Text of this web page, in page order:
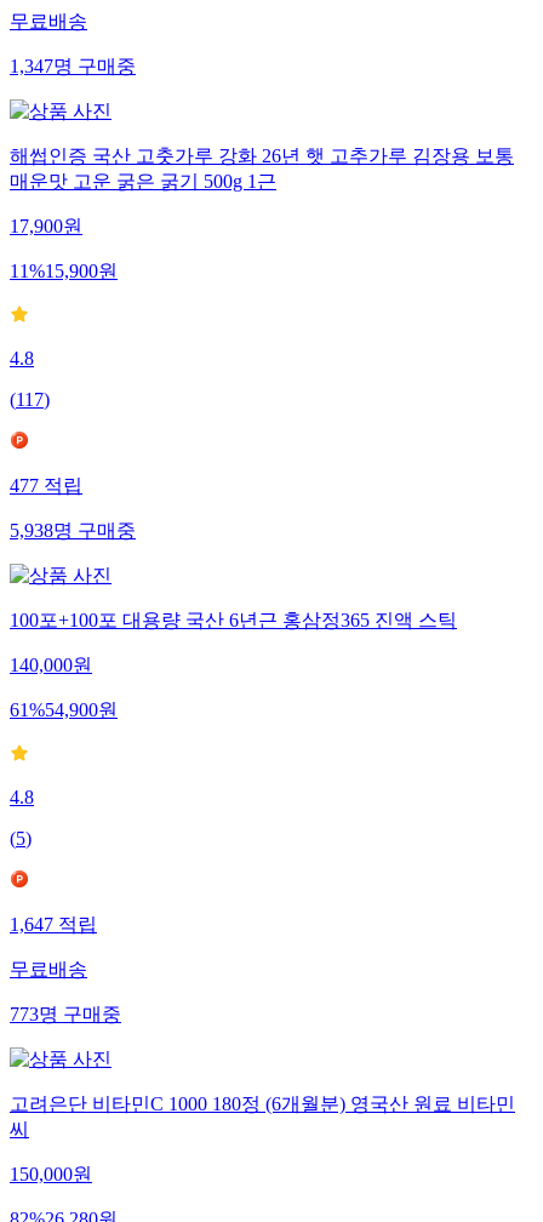
무료배송
1,347명구매중
해썹인증 국산 고춧가루 강화 26년 햇 고추가루 김장용 보통
매운맛 고운 굵은 굵기 500g 1근
17,900원
11%15,900원
4.8
(117)
477적립
5,938명구매중
100포+100포 대용량 국산 6년근 홍삼정365 진액 스틱
140,000원
61%54,900원
4.8
(5)
1,647적립
무료배송
773명구매중
고려은단 비타민C 1000 180정 (6개월분) 영국산 원료 비타민
씨
150,000원